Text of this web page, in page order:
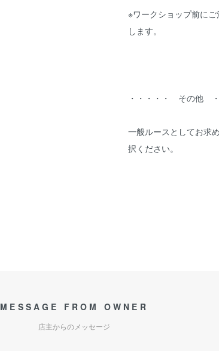
※ワークショップ前に
します。
・・・・・ その他 ・
一般ルースとしてお求
択ください。
MESSAGE FROM OWNER
店主からのメッセージ